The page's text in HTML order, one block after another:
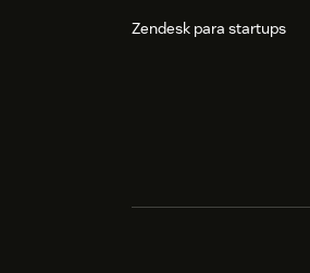
Zendesk para startups